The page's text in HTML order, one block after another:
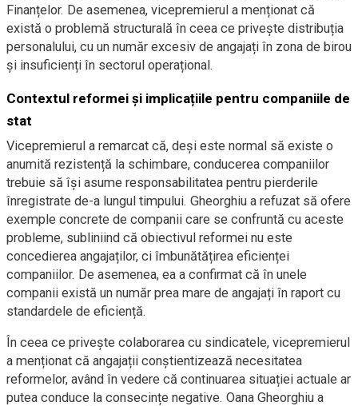
Finanțelor. De asemenea, vicepremierul a menționat că
există o problemă structurală în ceea ce privește distribuția
personalului, cu un număr excesiv de angajați în zona de birou
și insuficienți în sectorul operațional.
Contextul reformei și implicațiile pentru companiile de
stat
Vicepremierul a remarcat că, deși este normal să existe o
anumită rezistență la schimbare, conducerea companiilor
trebuie să își asume responsabilitatea pentru pierderile
înregistrate de-a lungul timpului. Gheorghiu a refuzat să ofere
exemple concrete de companii care se confruntă cu aceste
probleme, subliniind că obiectivul reformei nu este
concedierea angajaților, ci îmbunătățirea eficienței
companiilor. De asemenea, ea a confirmat că în unele
companii există un număr prea mare de angajați în raport cu
standardele de eficiență.
În ceea ce privește colaborarea cu sindicatele, vicepremierul
a menționat că angajații conștientizează necesitatea
reformelor, având în vedere că continuarea situației actuale ar
putea conduce la consecințe negative. Oana Gheorghiu a